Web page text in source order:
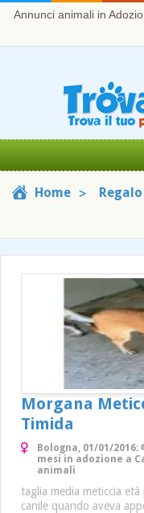
Annunci animali in
Home Regalo
Morgana
Timida
Bologna, 01/01/
mesi in adozione a
animali
taglia media meticcia
canile quando aveva